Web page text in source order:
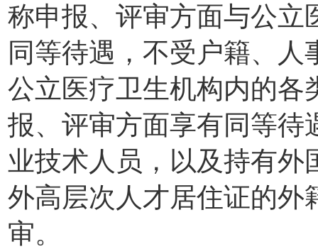
称申报、评审方面与公立
同等待遇，不受户籍、
公立医疗卫生机构内的各
报、评审方面享有同等待
业技术人员，以及持有外
外高层次人才居住证的外
审。